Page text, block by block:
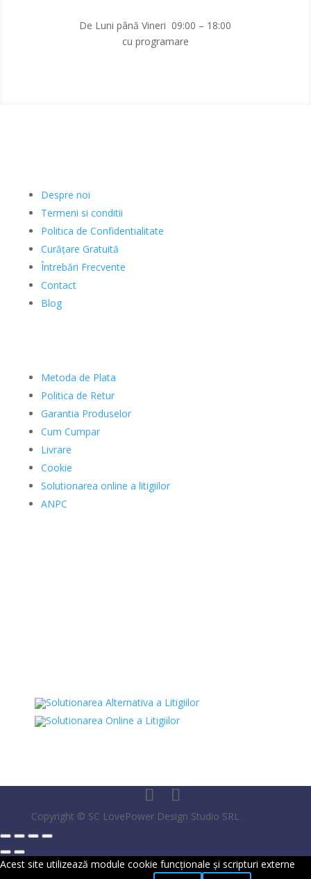
De Luni până Vineri 09:00 – 18:00
cu programare
Despre noi
Termeni si conditii
Politica de Confidentialitate
Curățare Gratuită
Întrebări Frecvente
Contact
Blog
Metoda de Plata
Politica de Retur
Garantia Produselor
Cum Cumpar
Livrare
Cookie
Solutionarea online a litigiilor
ANPC
Copyright © SC LovePower Design Studio SRL
Acest site utilizează module cookie funcționale și scripturi externe